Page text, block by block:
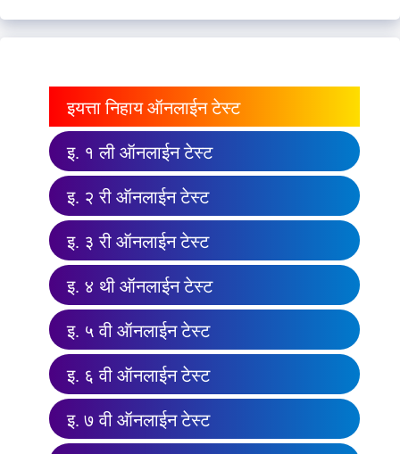
इयत्ता निहाय ऑनलाईन टेस्ट
इ. १ ली ऑनलाईन टेस्ट
इ. २ री ऑनलाईन टेस्ट
इ. ३ री ऑनलाईन टेस्ट
इ. ४ थी ऑनलाईन टेस्ट
इ. ५ वी ऑनलाईन टेस्ट
इ. ६ वी ऑनलाईन टेस्ट
इ. ७ वी ऑनलाईन टेस्ट